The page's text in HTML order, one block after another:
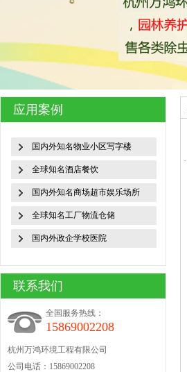
应用案例
国内外知名物业小区写字楼
全球知名酒店餐饮
国内外知名商场超市娱乐场所
全球知名工厂物流仓储
国内外政企学校医院
联系我们
全国服务热线：
15869002208
杭州万鸿环境工程有限公司
公司电话：15869002208